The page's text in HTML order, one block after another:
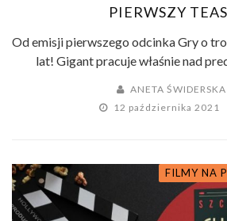
PIERWSZY
Od emisji pierwszego odcinka Gry o
lat! Gigant pracuje właśnie nad
ANETA ŚWIDERSKA
12 października 2021
FILMY NA